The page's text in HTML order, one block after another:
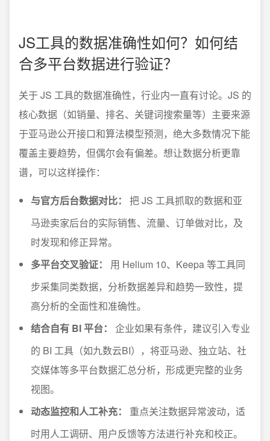
JS工具的数据准确性如何？如何结
合多平台数据进行验证？
关于 JS 工具的数据准确性，行业内一直有讨论。JS 的
核心数据（如销量、排名、关键词搜索量等）主要来源
于亚马逊公开接口和算法模型预测，绝大多数情况下能
覆盖主要趋势，但偶尔会有偏差。想让数据分析更靠
谱，可以这样操作：
与官方后台数据对比：
把 JS 工具抓取的数据和亚
马逊卖家后台的实际销售、流量、订单做对比，及
时发现和修正异常。
多平台交叉验证：
用 Helium 10、Keepa 等工具同
步采集同类数据，分析数据差异和趋势一致性，提
高分析的全面性和准确性。
结合自有 BI 平台：
企业如果有条件，建议引入专业
的 BI 工具（如九数云BI），将亚马逊、独立站、社
交媒体等多平台数据汇总分析，形成更完整的业务
视图。
动态监控和人工补充：
重点关注数据异常波动，适
时用人工调研、用户反馈等方法进行补充和校正。